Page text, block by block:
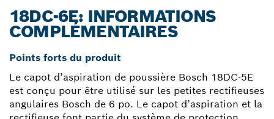
18DC-6E: INFORMATIONS
COMPLÉMENTAIRES
Points forts du produit
Le capot d’aspiration de poussière Bosch 18DC-5E
est conçu pour être utilisé sur les petites rectifieuses
angulaires Bosch de 6 po. Le capot d’aspiration et la